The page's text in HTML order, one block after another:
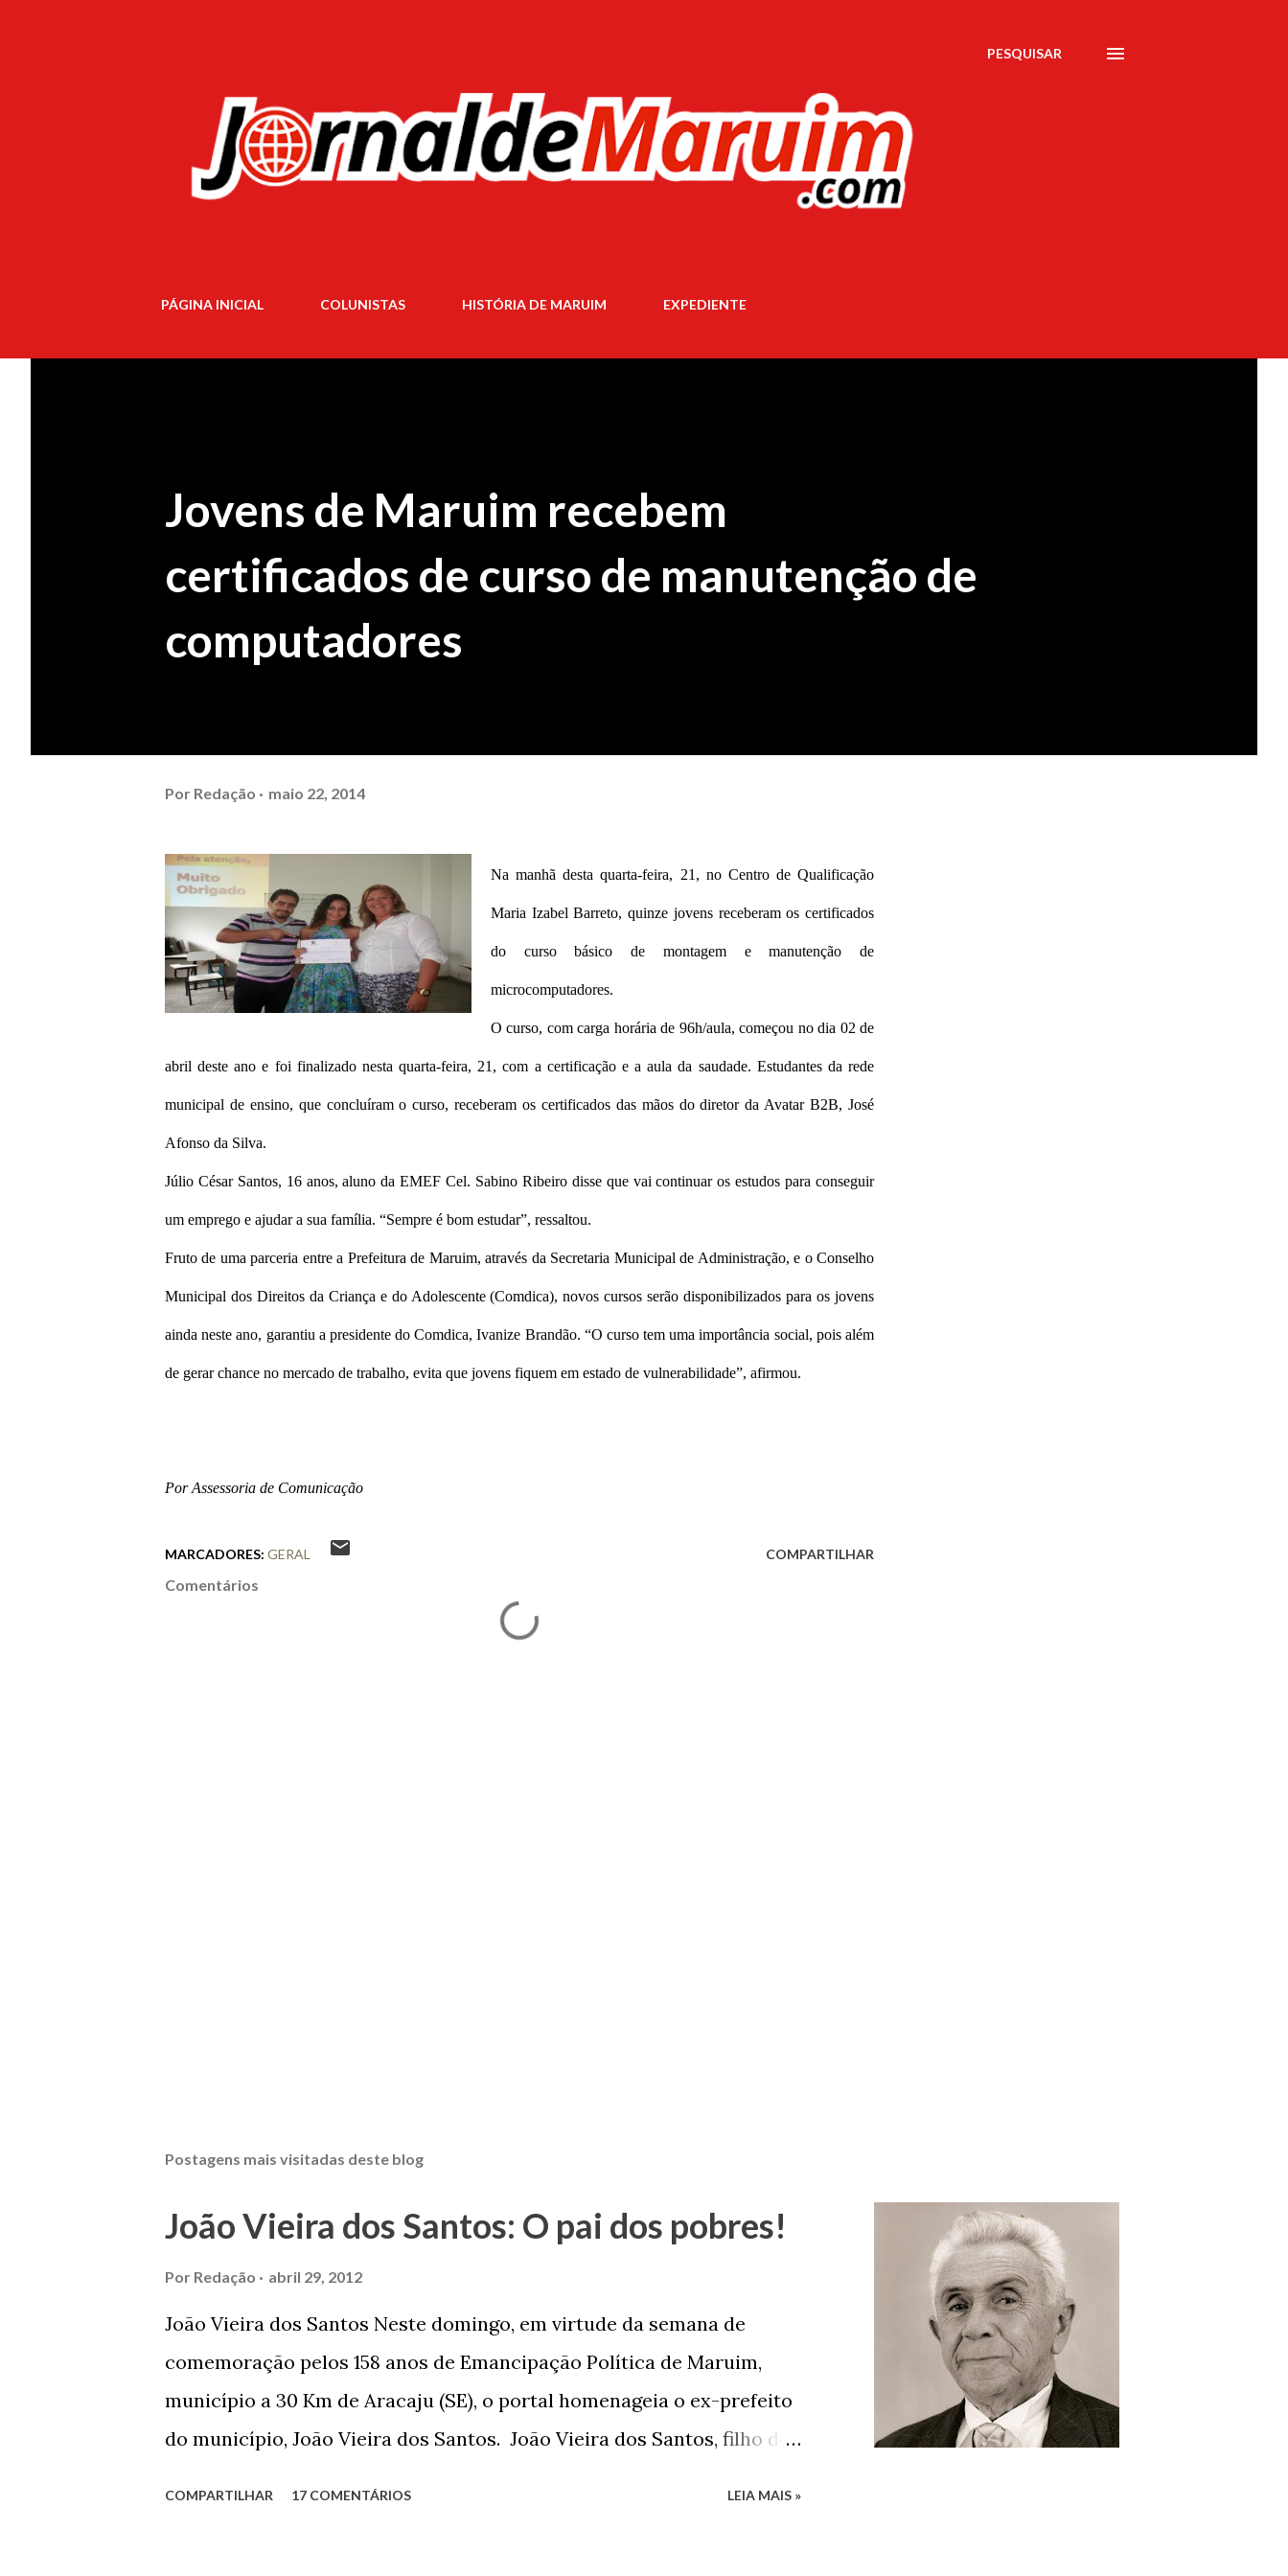
PESQUISAR
PÁGINA INICIAL COLUNISTAS HISTÓRIA DE MARUIM EXPEDIENTE
Jovens de Maruim recebem
certificados de curso de manutenção de
computadores
Por Redação maio 22, 2014
Na manhã desta quarta-feira, 21, no Centro de Qualificação
Maria Izabel Barreto, quinze jovens receberam os certificados
do curso básico de montagem e manutenção de
microcomputadores.
O curso, com carga horária de 96h/aula, começou no dia 02 de
abril deste ano e foi finalizado nesta quarta-feira, 21, com a certificação e a aula da saudade. Estudantes da rede
municipal de ensino, que concluíram o curso, receberam os certificados das mãos do diretor da Avatar B2B, José
Afonso da Silva.
Júlio César Santos, 16 anos, aluno da EMEF Cel. Sabino Ribeiro disse que vai continuar os estudos para conseguir
um emprego e ajudar a sua família. “Sempre é bom estudar”, ressaltou.
Fruto de uma parceria entre a Prefeitura de Maruim, através da Secretaria Municipal de Administração, e o Conselho
Municipal dos Direitos da Criança e do Adolescente (Comdica), novos cursos serão disponibilizados para os jovens
ainda neste ano, garantiu a presidente do Comdica, Ivanize Brandão. “O curso tem uma importância social, pois além
de gerar chance no mercado de trabalho, evita que jovens fiquem em estado de vulnerabilidade”, afirmou.
Por Assessoria de Comunicação
MARCADORES: GERAL COMPARTILHAR
Comentários
Postagens mais visitadas deste blog
João Vieira dos Santos: O pai dos pobres!
Por Redação abril 29, 2012
João Vieira dos Santos Neste domingo, em virtude da semana de
comemoração pelos 158 anos de Emancipação Política de Maruim,
município a 30 Km de Aracaju (SE), o portal homenageia o ex-prefeito
do município, João Vieira dos Santos. João Vieira dos Santos, filho de
COMPARTILHAR 17 COMENTÁRIOS LEIA MAIS »